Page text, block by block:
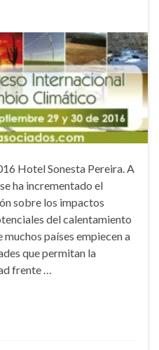
Hotel Sonesta Pereira. A
ha incrementado el
sobre los impactos
del calentamiento
países empiecen a
que permitan la
frente …